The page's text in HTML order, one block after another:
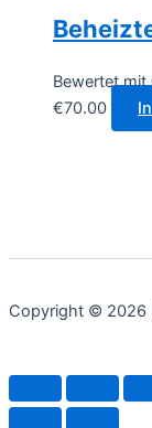
Bewertet mit
€70.00
Copyright © 2026